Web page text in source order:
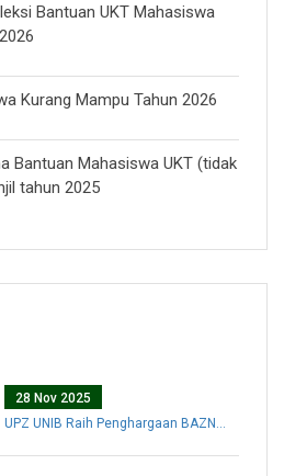
Bantuan UKT Mahasiswa
Kurang Mampu Tahun 2026
Bantuan Mahasiswa UKT (tidak
tahun 2025
28 Nov 2025
UPZ UNIB Raih Penghargaan BAZN...